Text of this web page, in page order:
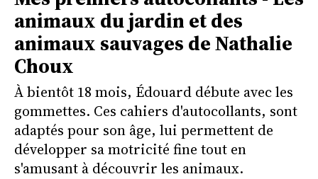
animaux du jardin et des
animaux sauvages de Nathalie
Choux
À bientôt 18 mois, Édouard débute avec les
gommettes. Ces cahiers d'autocollants, sont
adaptés pour son âge, lui permettent de
développer sa motricité fine tout en
s'amusant à découvrir les animaux.